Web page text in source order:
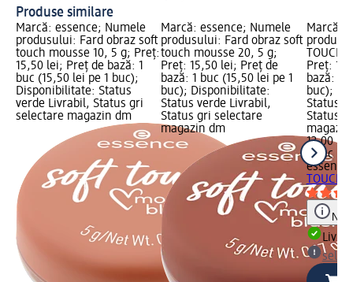
Produse similare
Marcă: essence; Numele
produsului: Fard obraz soft
touch mousse 10, 5 g; Preț:
15,50 lei; Preț de bază: 1
buc (15,50 lei pe 1 buc);
Disponibilitate: Status
verde Livrabil, Status gri
selectare magazin dm
Marcă: essence; Numele
produsului: Fard obraz soft
touch mousse 20, 5 g;
Preț: 15,50 lei; Preț de
bază: 1 buc (15,50 lei pe 1
buc); Disponibilitate:
Status verde Livrabil,
Status gri selectare
magazin dm
Marcă:
TOUCH
Preț:
bază: 1
buc);
Status
Status
13,00 lei
1 buc
essence
TOUCH
Notă